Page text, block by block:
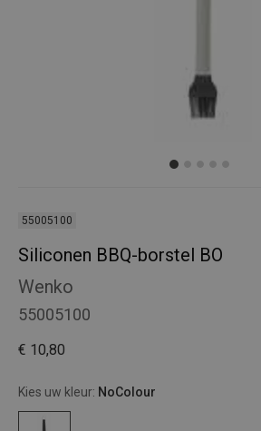
55005100
Siliconen BBQ-borstel BO
Wenko
55005100
€ 10,80
Kies uw kleur: NoColour